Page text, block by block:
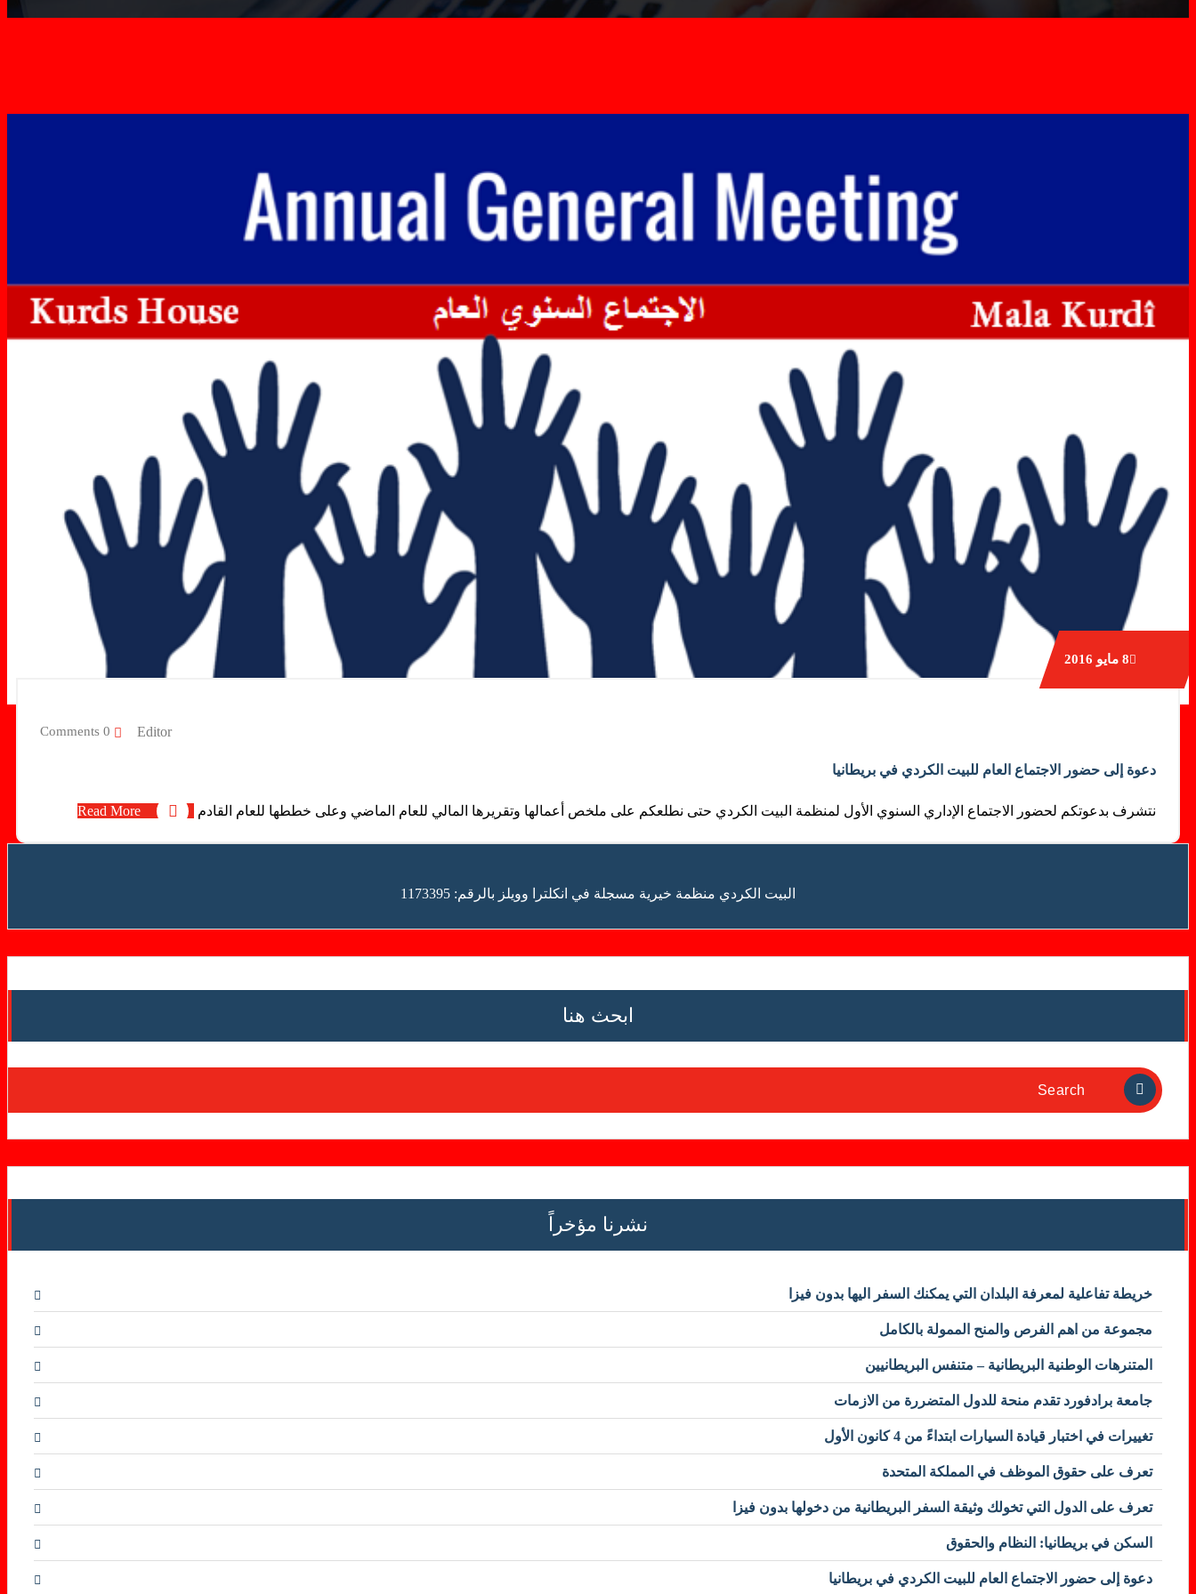
8 مايو 2016
Editor
دعوة إلى حضور الاجتماع العام للبيت الكردي في بريطانيا
نتشرف بدعوتكم لحضور الاجتماع الإداري السنوي الأول لمنظمة البيت الكردي حتى نطلعكم على ملخص أعمالها وتقريرها المالي للعام الماضي وعلى خططها للعام القادم Read More
البيت الكردي منظمة خيرية مسجلة في انكلترا وويلز بالرقم: 1173395
ابحث هنا
Search
for:
نشرنا مؤخراً
خريطة تفاعلية لمعرفة البلدان التي يمكنك السفر اليها بدون فيزا
مجموعة من اهم الفرص والمنح الممولة بالكامل
المتنرهات الوطنية البريطانية – متنفس البريطانيين
جامعة برادفورد تقدم منحة للدول المتضررة من الازمات
تغييرات في اختبار قيادة السيارات ابتداءً من 4 كانون الأول
تعرف على حقوق الموظف في المملكة المتحدة
تعرف على الدول التي تخولك وثيقة السفر البريطانية من دخولها بدون فيزا
السكن في بريطانيا: النظام والحقوق
دعوة إلى حضور الاجتماع العام للبيت الكردي في بريطانيا